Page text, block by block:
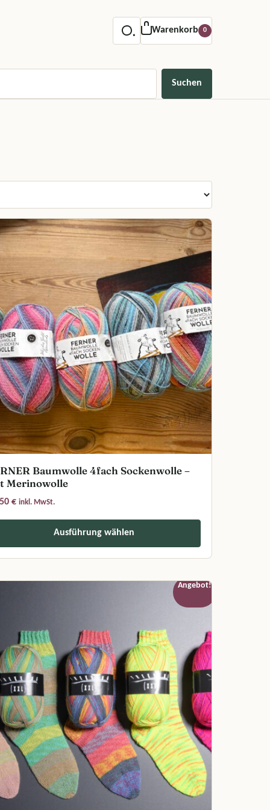
Warenkorb 0
Suchen
Baumwolle 4fach Sockenwolle –
Merinowolle
€ inkl. MwSt.
Ausführung wählen
Angebot!